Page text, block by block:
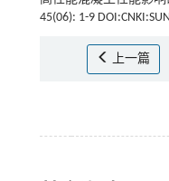
45(06): 1-9
上一篇